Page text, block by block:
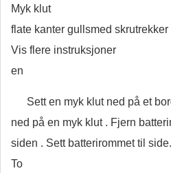
Myk klut
flate kanter gullsmed skrutrekker
Vis flere instruksjoner
en
Sett en myk klut ned på et
ned på en myk klut . Fjern
siden . Sett batterirommet til side.
To